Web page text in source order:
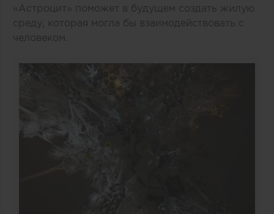
«Астроцит» поможет в будущем создать жилую
среду, которая могла бы взаимодействовать с
человеком.